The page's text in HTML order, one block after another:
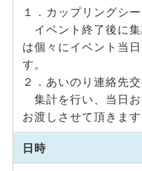
１．カップリングシー
イベント終了後に
は個々にイベント当
す。
２．あいのり連絡先
集計を行い、当日
お渡しさせて頂きます
日時